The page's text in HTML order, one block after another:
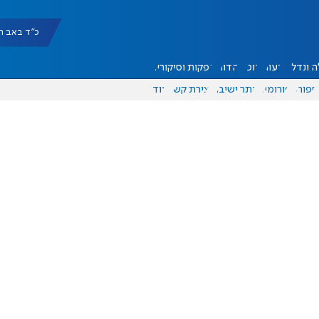
כ"ד באב תשפ"ו
ונדל"ן דעות אוכל יהדות הפקות וסיקורים
ספורט פורומים אתר ישיבה יצירת קשר עוד